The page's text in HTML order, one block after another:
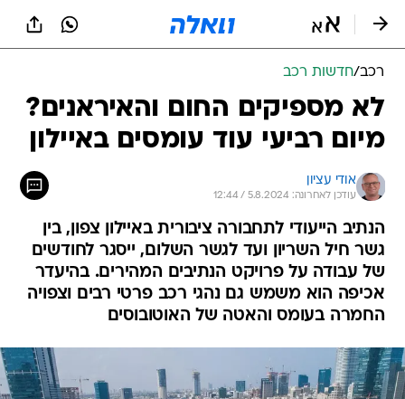
רכב/חדשות רכב
לא מספיקים החום והאיראנים?
מיום רביעי עוד עומסים באיילון
אודי עציון
עודכן לאחרונה: 5.8.2024 / 12:44
הנתיב הייעודי לתחבורה ציבורית באיילון צפון, בין
גשר חיל השריון ועד לגשר השלום, ייסגר לחודשים
של עבודה על פרויקט הנתיבים המהירים. בהיעדר
אכיפה הוא משמש גם נהגי רכב פרטי רבים וצפויה
החמרה בעומס והאטה של האוטובוסים